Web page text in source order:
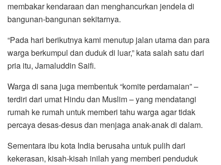
membakar kendaraan dan menghancurkan jendela di
bangunan-bangunan sekitarnya.
“Pada hari berikutnya kami menutup jalan utama dan para
warga berkumpul dan duduk di luar,” kata salah satu dari
pria itu, Jamaluddin Saifi.
Warga di sana juga membentuk “komite perdamaian” –
terdiri dari umat Hindu dan Muslim – yang mendatangi
rumah ke rumah untuk memberi tahu warga agar tidak
percaya desas-desus dan menjaga anak-anak di dalam.
Sementara ibu kota India berusaha untuk pulih dari
kekerasan, kisah-kisah inilah yang memberi penduduk